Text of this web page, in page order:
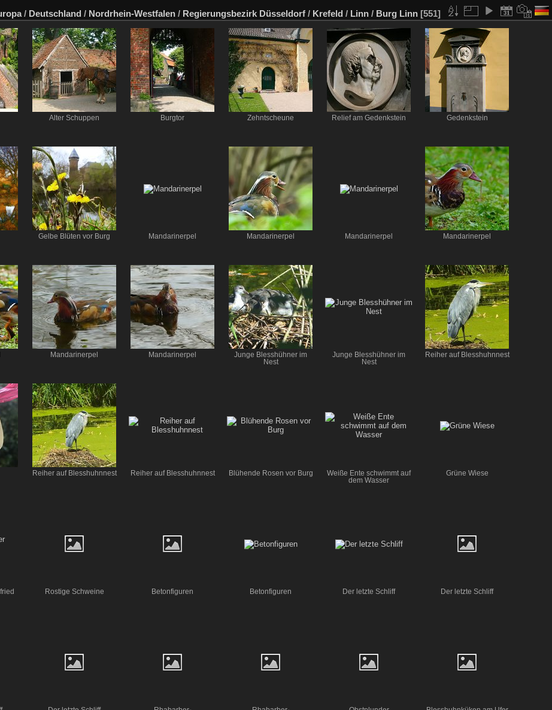
/ Deutschland / Nordrhein-Westfalen / Regierungsbezirk Düsseldorf / Krefeld / Linn / Burg Linn [551]
Alter Schuppen Burgtor Zehntscheune Relief am Gedenkstein Gedenkstein
Gelbe Blüten vor Burg Mandarinerpel Mandarinerpel Mandarinerpel Mandarinerpel
Mandarinerpel Mandarinerpel
Junge Blesshühner im
Nest
Junge Blesshühner im
Nest
Reiher auf Blesshuhnnest
Reiher auf Blesshuhnnest Reiher auf Blesshuhnnest Blühende Rosen vor Burg
Weiße Ente schwimmt auf
dem Wasser
Grüne Wiese
Rostige Schweine Betonfiguren Betonfiguren Der letzte Schliff Der letzte Schliff